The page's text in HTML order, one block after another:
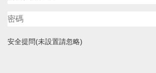
安全提問(未設置請忽略)